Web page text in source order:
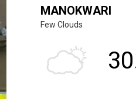
MANOKWARI
Few Clouds